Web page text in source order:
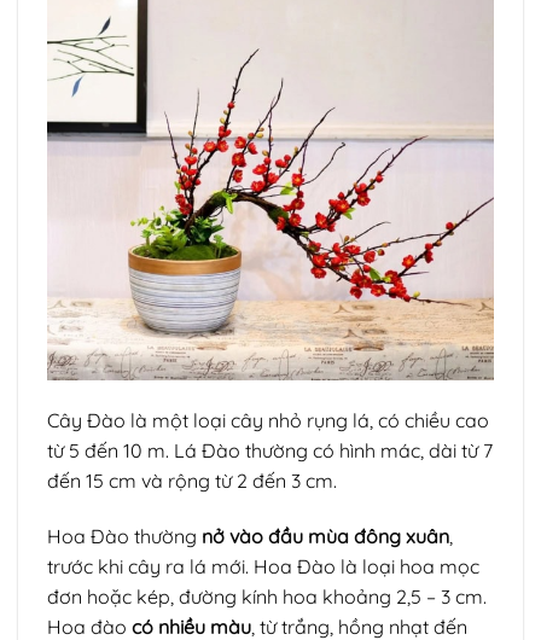
Cây Đào là một loại cây nhỏ rụng lá, có chiều cao
từ 5 đến 10 m. Lá Đào thường có hình mác, dài từ 7
đến 15 cm và rộng từ 2 đến 3 cm.
Hoa Đào thường nở vào đầu mùa đông xuân
trước khi cây ra lá mới. Hoa Đào là loại hoa mọc
đơn hoặc kép, đường kính hoa khoảng 2,5 – 3 cm.
Hoa đào có nhiều màu , từ trắng, hồng nhạt đến